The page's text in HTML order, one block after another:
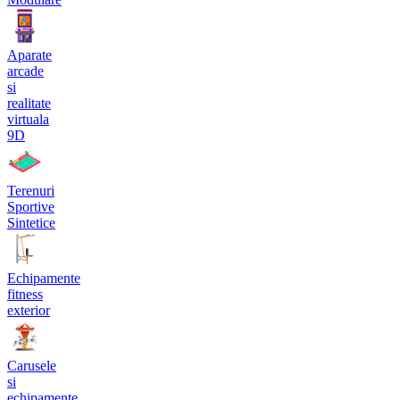
Aparate
arcade
si
realitate
virtuala
9D
Terenuri
Sportive
Sintetice
Echipamente
fitness
exterior
Carusele
si